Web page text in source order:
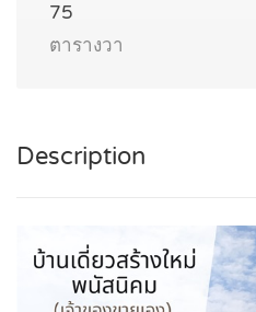
75
ตารางวา
Description